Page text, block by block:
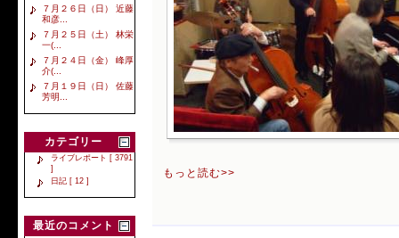
７月２６日（日） 近藤
和彦...
７月２５日（土） 林栄
一(...
７月２４日（金） 峰厚
介(...
７月１９日（日） 佐藤
芳明...
カテゴリー
ライブレポート [ 3791
]
日記 [ 12 ]
最近のコメント
もっと読む>>